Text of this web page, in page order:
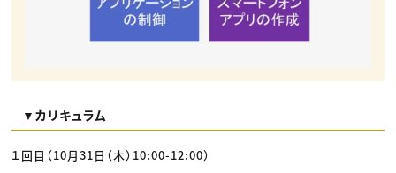
▼カリキュラム
１回目（10月31日（木）10:00-12:00）